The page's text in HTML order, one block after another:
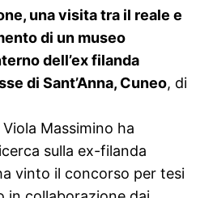
una visita tra il reale e
di un museo
dell’ex filanda
di Sant’Anna, Cuneo, di
Massimino ha
sulla ex-filanda
vinto il concorso per tesi